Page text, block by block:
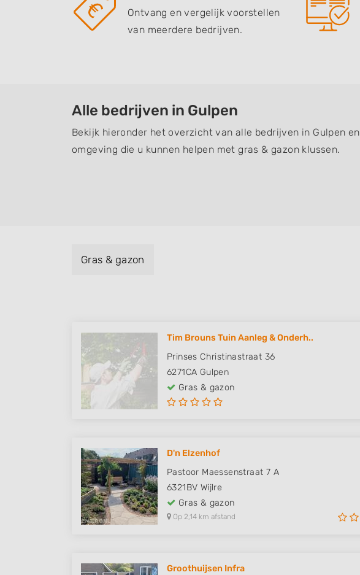
Ontvang en vergelijk voorstellen
van meerdere bedrijven.
Alle bedrijven in Gulpen
Bekijk hieronder het overzicht van alle bedrijven in Gulpen en
omgeving die u kunnen helpen met gras & gazon klussen.
Gras & gazon
Tim Brouns Tuin Aanleg & Onderh..
Prinses Christinastraat 36
6271CA Gulpen
Gras & gazon
D'n Elzenhof
Pastoor Maessenstraat 7 A
6321BV Wijlre
Gras & gazon
Op 2,14 km afstand
Groothuijsen Infra